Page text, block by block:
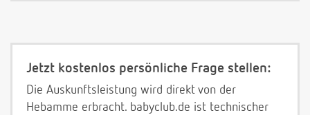
Jetzt kostenlos persönliche Frage stellen:
Die Auskunftsleistung wird direkt von der
Hebamme erbracht. babyclub.de ist technischer